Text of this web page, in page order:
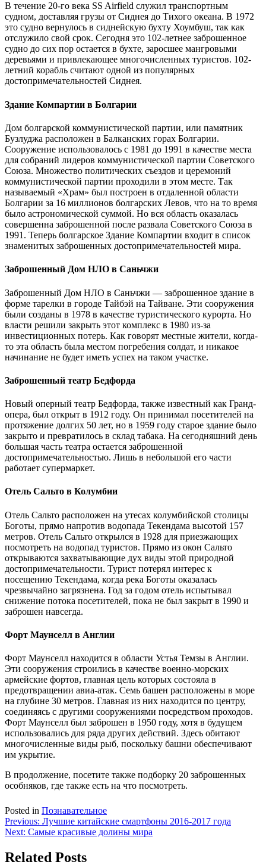
В течение 20-го века SS Airfield служил транспортным
судном, доставляя грузы от Сиднея до Тихого океана. В 1972
это судно вернулось в сиднейскую бухту Хоумбуш, так как
отслужило свой срок. Сегодня это 102-летнее заброшенное
судно до сих пор остается в бухте, заросшее мангровыми
деревьями и привлекающее многочисленных туристов. 102-
летний корабль считают одной из популярных
достопримечательностей Сиднея.
Здание Компартии в Болгарии
Дом болгарской коммунистической партии, или памятник
Бузлуджа расположен в Балканских горах Болгарии.
Сооружение использовалось с 1981 до 1991 в качестве места
для собраний лидеров коммунистической партии Советского
Союза. Множество политических съездов и церемоний
коммунистической партии проходили в этом месте. Так
называемый «Храм» был построен в отдаленной области
Болгарии за 16 миллионов болгарских Левов, что на то время
было астрономической суммой. Но вся область оказалась
совершенна заброшенной после развала Советского Союза в
1991. Теперь болгарское Здание Компартии входит в список
знаменитых заброшенных достопримечательностей мира.
Заброшенный Дом НЛО в Саньчжи
Заброшенный Дом НЛО в Саньчжи — заброшенное здание в
форме тарелки в городе Тайбэй на Тайване. Эти сооружения
были созданы в 1978 в качестве туристического курорта. Но
власти решили закрыть этот комплекс в 1980 из-за
инвестиционных потерь. Как говорят местные жители, когда-
то эта область была местом погребения солдат, и никакое
начинание не будет иметь успех на таком участке.
Заброшенный театр Бедфорда
Новый оперный театр Бедфорда, также известный как Гранд-
опера, был открыт в 1912 году. Он принимал посетителей на
протяжение долгих 50 лет, но в 1959 году старое здание было
закрыто и превратилось в склад табака. На сегодняшний день
большая часть театра остается заброшенной
достопримечательностью. Лишь в небольшой его части
работает супермаркет.
Отель Сальто в Колумбии
Отель Сальто расположен на утесах колумбийской столицы
Боготы, прямо напротив водопада Текендама высотой 157
метров. Отель Сальто открылся в 1928 для приезжающих
посмотреть на водопад туристов. Прямо из окон Сальто
открываются захватывающие дух виды этой природной
достопримечательности. Турист потерял интерес к
посещению Текендама, когда река Боготы оказалась
чрезвычайно загрязнена. Год за годом отель испытывал
снижение потока посетителей, пока не был закрыт в 1990 и
заброшен навсегда.
Форт Маунселл в Англии
Форт Маунселл находится в области Устья Темзы в Англии.
Эти сооружения строились в качестве военно-морских
армейские фортов, главная цель которых состояла в
предотвращении авиа-атак. Семь башен расположены в море
на глубине 30 метров. Главная из них находится по центру,
соединяясь с другими сооружениями посредством проходов.
Форт Маунселл был заброшен в 1950 году, хотя в будущем
использовались для ряда других действий. Здесь обитают
многочисленные виды рыб, поскольку башни обеспечивают
им укрытие.
В продолжение, посетите также подборку 20 заброшенных
особняков, где также есть на что посмотреть.
Posted in Познавательное
Навигация
по
записям
Previous: Лучшие китайские смартфоны 2016-2017 года
Next: Самые красивые долины мира
Related Posts